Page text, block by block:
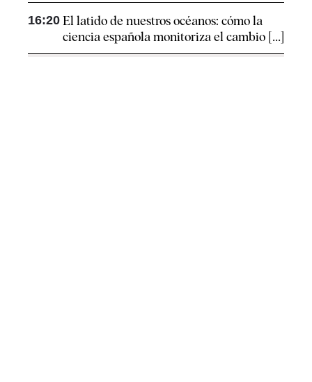
16:20 El latido de nuestros océanos: cómo la
ciencia española monitoriza el cambio [...]